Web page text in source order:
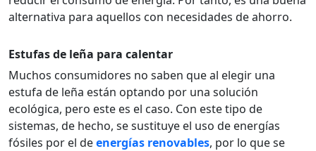
alternativa para aquellos con necesidades de ahorro.
Estufas de leña para calentar
Muchos consumidores no saben que al elegir una
estufa de leña están optando por una solución
ecológica, pero este es el caso. Con este tipo de
sistemas, de hecho, se sustituye el uso de energías
fósiles por el deenergías renovables, por lo que se